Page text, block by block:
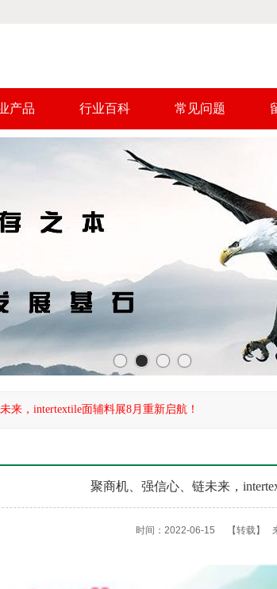
产品 行业百科 常见问题
来，intertextile面辅料展8月重新启航！
聚商机、强信心、链未来，
时间：2022-06-15 【转载】